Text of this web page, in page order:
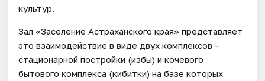
культур.
Зал «Заселение Астраханского края» представляет
это взаимодействие в виде двух комплексов –
стационарной постройки (избы) и кочевого
бытового комплекса (кибитки) на базе которых